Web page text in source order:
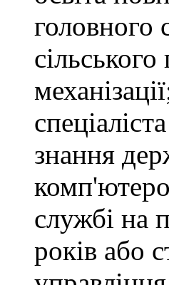
головного
знання
службі на
років або